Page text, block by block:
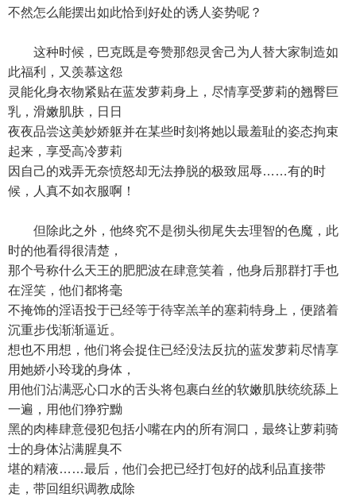
不然怎么能摆出如此恰到好处的诱人姿势呢？
这种时候，巴克既是夸赞那怨灵舍己为人替大家制造如
此福利，又羡慕这怨
灵能化身衣物紧贴在蓝发萝莉身上，尽情享受萝莉的翘臀巨
乳，滑嫩肌肤，日日
夜夜品尝这美妙娇躯并在某些时刻将她以最羞耻的姿态拘束
起来，享受高冷萝莉
因自己的戏弄无奈愤怒却无法挣脱的极致屈辱……有的时
候，人真不如衣服啊！
但除此之外，他终究不是彻头彻尾失去理智的色魔，此
时的他看得很清楚，
那个号称什么天王的肥肥波在肆意笑着，他身后那群打手也
在淫笑，他们都将毫
不掩饰的淫语投于已经等于待宰羔羊的塞莉特身上，便踏着
沉重步伐渐渐逼近。
想也不用想，他们将会捉住已经没法反抗的蓝发萝莉尽情享
用她娇小玲珑的身体，
用他们沾满恶心口水的舌头将包裹白丝的软嫩肌肤统统舔上
一遍，用他们狰狞黝
黑的肉棒肆意侵犯包括小嘴在内的所有洞口，最终让萝莉骑
士的身体沾满腥臭不
堪的精液……最后，他们会把已经打包好的战利品直接带
走，带回组织调教成除